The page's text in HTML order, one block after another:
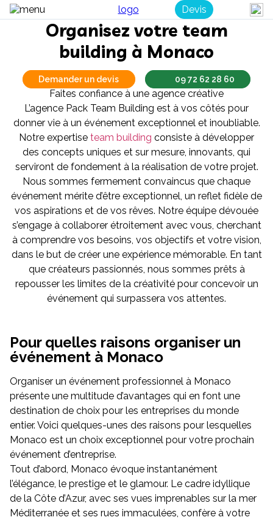
Devis
Organisez votre team
building à Monaco
Demander un devis 09 72 62 28 60
Faites confiance à une agence créative
L’agence Pack Team Building est à vos côtés pour
donner vie à un événement exceptionnel et inoubliable.
Notre expertise team building consiste à développer
des concepts uniques et sur mesure, innovants, qui
serviront de fondement à la réalisation de votre projet.
Nous sommes fermement convaincus que chaque
événement mérite d’être exceptionnel, un reflet fidèle de
vos aspirations et de vos rêves. Notre équipe dévouée
s’engage à collaborer étroitement avec vous, cherchant
à comprendre vos besoins, vos objectifs et votre vision,
dans le but de créer une expérience mémorable. En tant
que créateurs passionnés, nous sommes prêts à
repousser les limites de la créativité pour concevoir un
événement qui surpassera vos attentes.
Pour quelles raisons organiser un
événement à Monaco
Organiser un événement professionnel à Monaco
présente une multitude d’avantages qui en font une
destination de choix pour les entreprises du monde
entier. Voici quelques-unes des raisons pour lesquelles
Monaco est un choix exceptionnel pour votre prochain
événement d’entreprise.
Tout d’abord, Monaco évoque instantanément
l’élégance, le prestige et le glamour. Le cadre idyllique
de la Côte d’Azur, avec ses vues imprenables sur la mer
Méditerranée et ses rues immaculées, confère à votre